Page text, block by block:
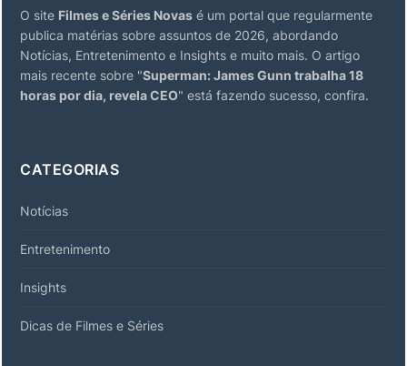
O site Filmes e Séries Novas é um portal que regularmente
publica matérias sobre assuntos de 2026, abordando
Notícias, Entretenimento e Insights e muito mais. O artigo
mais recente sobre "Superman: James Gunn trabalha 18
horas por dia, revela CEO" está fazendo sucesso, confira.
CATEGORIAS
Notícias
Entretenimento
Insights
Dicas de Filmes e Séries